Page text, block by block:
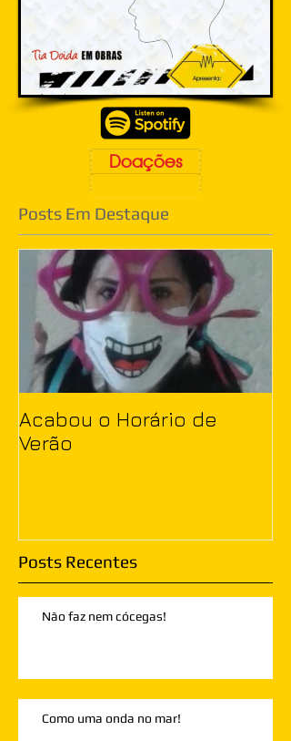
Doações
Posts Em Destaque
Acabou o Horário de
Verão
Posts Recentes
Não faz nem cócegas!
Como uma onda no mar!